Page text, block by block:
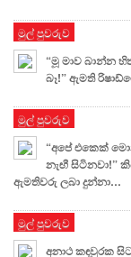
මුල් පුවරුව
“මූ මාව බාන්න
බෑ!” ඇමති
මුල් පුවරුව
“අපේ එකෙක්
නැඟී සිටිනවා!”
ඇමතිවරු ලබා දුන්නා…
මුල් පුවරුව
අනාථ කඳවුරක